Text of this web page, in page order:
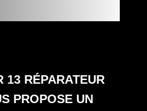
13 RÉPARATEUR
PROPOSE UN